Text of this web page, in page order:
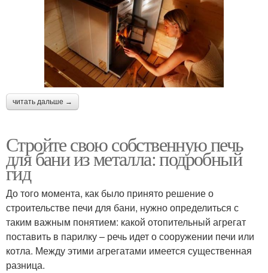
читать дальше →
Стройте свою собственную печь
для бани из металла: подробный
гид
До того момента, как было принято решение о
строительстве печи для бани, нужно определиться с
таким важным понятием: какой отопительный агрегат
поставить в парилку – речь идет о сооружении печи или
котла. Между этими агрегатами имеется существенная
разница.